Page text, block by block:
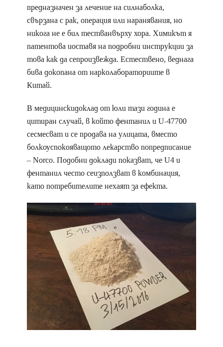
предназначен за лечение на силнаболка,
свързана с рак, операция или наранявания, но
никога не е бил тестванвърху хора. Химикът я
патентова иоставя на подробни инструкции за
това как да сепроизвежда. Естествено, веднага
бива докопана от нарколабораториите в
Китай.
В медицинскидоклад от юли тази година е
цитиран случай, в който фентанил и U-47700
сесмесват и се продава на улицата, вместо
болкоуспокояващото лекарство попредписание
– Norco. Подобни доклади показват, че U4 и
фентанил често сеизползват в комбинация,
като потребителите нехаят за ефекта.